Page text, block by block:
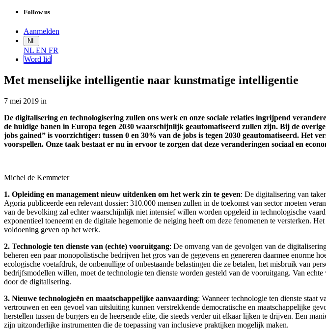
Follow us
Aanmelden
NL
NL EN FR
Word lid
Met menselijke intelligentie naar kunstmatige intelligentie
7 mei 2019 in
De digitalisering en technologisering zullen ons werk en onze sociale relaties ingrijpend
de huidige banen in Europa tegen 2030 waarschijnlijk geautomatiseerd zullen zijn. Bij de
jobs gained” is voorzichtiger: tussen 0 en 30% van de jobs is tegen 2030 geautomatiseerd. Het
voorspellen. Onze taak bestaat er nu in ervoor te zorgen dat deze veranderingen sociaal en
Michel de Kemmeter
1. Opleiding en management nieuw uitdenken om het werk zin te geven: De digitalisering van
Agoria publiceerde een relevant dossier: 310.000 mensen zullen in de toekomst van sector moeten
van de bevolking zal echter waarschijnlijk niet intensief willen worden opgeleid in technologische
exponentieel toeneemt en de digitale hegemonie de neiging heeft om deze fenomenen te versterken.
voldoening geven op het werk.
2. Technologie ten dienste van (echte) vooruitgang: De omvang van de gevolgen van de
beheren een paar monopolistische bedrijven het gros van de gegevens en genereren daarmee enorme
ecologische voetafdruk, de onbenullige of onbestaande belastingen die ze betalen, het misbruik van
bedrijfsmodellen willen, moet de technologie ten dienste worden gesteld van de vooruitgang. Van
door de digitalisering.
3. Nieuwe technologieën en maatschappelijke aanvaarding: Wanneer technologie ten dienste staat
vertrouwen en een gevoel van uitsluiting kunnen verstrekkende democratische en maatschappelijke
herstellen tussen de burgers en de heersende elite, die steeds verder uit elkaar lijken te drijven. Een
zijn uitzonderlijke instrumenten die de toepassing van inclusieve praktijken mogelijk maken.